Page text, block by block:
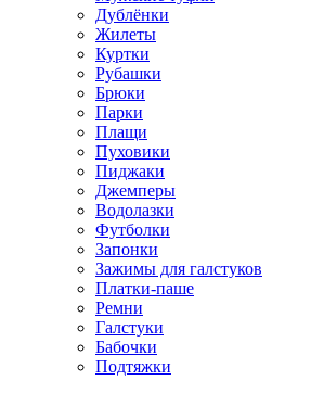
Дублёнки
Жилеты
Куртки
Рубашки
Брюки
Парки
Плащи
Пуховики
Пиджаки
Джемперы
Водолазки
Футболки
Запонки
Зажимы для галстуков
Платки-паше
Ремни
Галстуки
Бабочки
Подтяжки